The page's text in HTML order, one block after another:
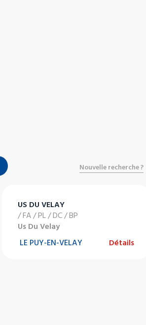
Nouvelle recherche ?
US DU VELAY
/ FA / PL / DC / BP
Us Du Velay
LE PUY-EN-VELAY
Détails